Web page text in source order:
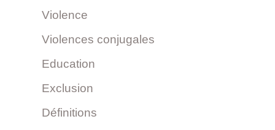
Violence
Violences conjugales
Education
Exclusion
Définitions